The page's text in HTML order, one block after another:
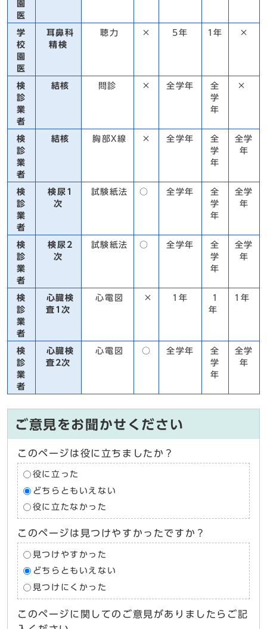
園
医
学
校
園
医
耳鼻科
精検
聴力 × 5年 1年 ×
検
診
業
者
結核 問診 × 全学年
全
学
年
×
検
診
業
者
結核 胸部X線 × 全学年
全
学
年
全学
年
検
診
業
者
検尿1
次
試験紙法 ○ 全学年
全
学
年
全学
年
検
診
業
者
検尿2
次
試験紙法 ○ 全学年
全
学
年
全学
年
検
診
業
者
心臓検
査1次
心電図 × 1年
1
年
1年
検
診
業
者
心臓検
査2次
心電図 ○ 全学年
全
学
年
全学
年
ご意見をお聞かせください
このページは役に立ちましたか？
役に立った
どちらともいえない
役に立たなかった
このページは見つけやすかったですか？
見つけやすかった
どちらともいえない
見つけにくかった
このページに関してのご意見がありましたらご記